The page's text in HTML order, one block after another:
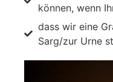
können, wenn
dass wir eine
Sarg/zur Urne